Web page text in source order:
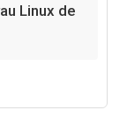
Linux de